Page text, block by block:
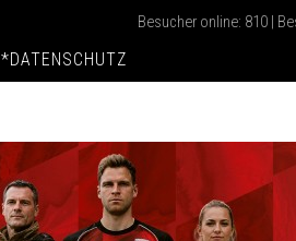
Besucher online: 810 |
*DATENSCHUTZ